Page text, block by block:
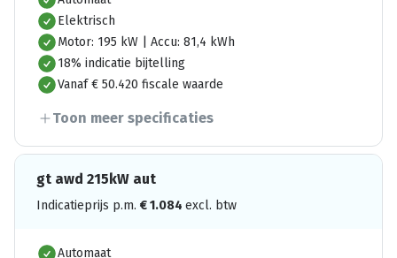
Elektrisch
Motor: 195 kW | Accu: 81,4 kWh
18% indicatie bijtelling
Vanaf € 50.420 fiscale waarde
Toon meer specificaties
gt awd 215kW aut
Indicatieprijs p.m. €1.084 excl. btw
Automaat